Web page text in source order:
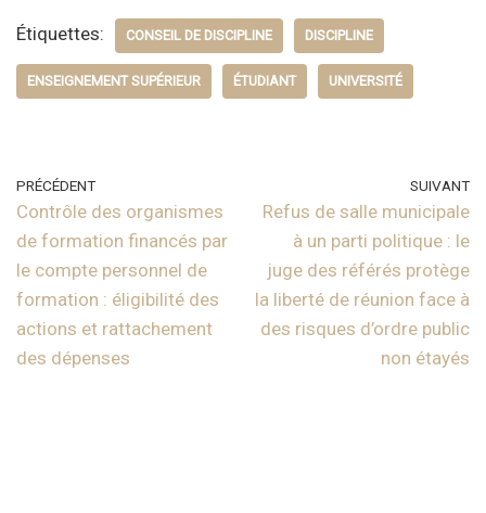
Étiquettes: CONSEIL DE DISCIPLINE DISCIPLINE
ENSEIGNEMENT SUPÉRIEUR ÉTUDIANT UNIVERSITÉ
PRÉCÉDENT
Contrôle des organismes
de formation financés par
le compte personnel de
formation : éligibilité des
actions et rattachement
des dépenses
SUIVANT
Refus de salle municipale
à un parti politique : le
juge des référés protège
la liberté de réunion face à
des risques d’ordre public
non étayés